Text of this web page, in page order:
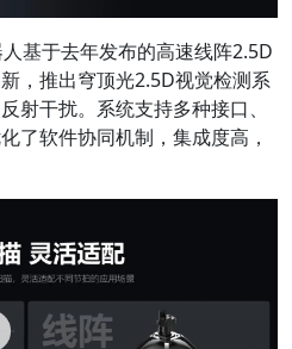
基于去年发布的高速线阵2.5D
，推出穹顶光2.5D视觉检测系
射干扰。系统支持多种接口、
了软件协同机制，集成度高，